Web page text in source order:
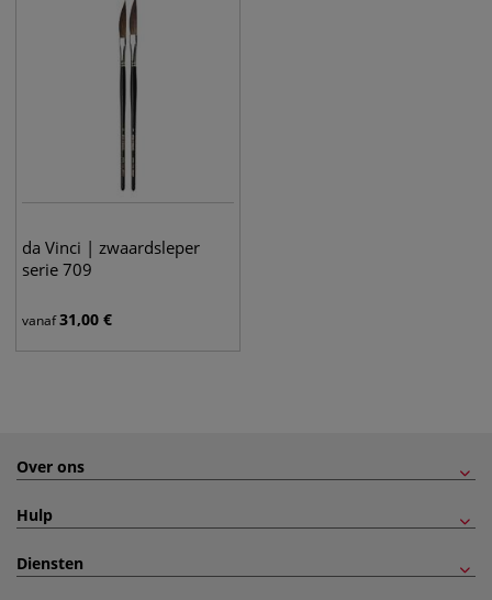
da Vinci | zwaardsleper
serie 709
vanaf31,00 €
Over ons
Hulp
Diensten